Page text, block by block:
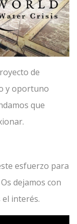
de
y oportuno
que
esfuerzo para
dejamos con
interés.